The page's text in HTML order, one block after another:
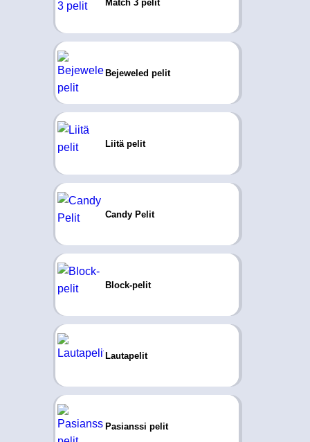
Match 3 pelit
Bejeweled pelit
Liitä pelit
Candy Pelit
Block-pelit
Lautapelit
Pasianssi pelit